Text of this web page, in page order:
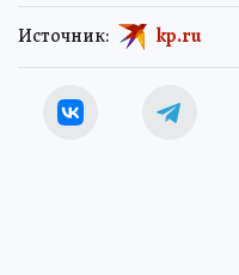
Источник: kp.ru